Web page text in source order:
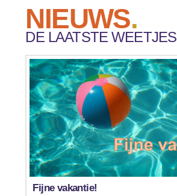
NIEUWS.
DE LAATSTE WEETJES
Fijne vakantie!